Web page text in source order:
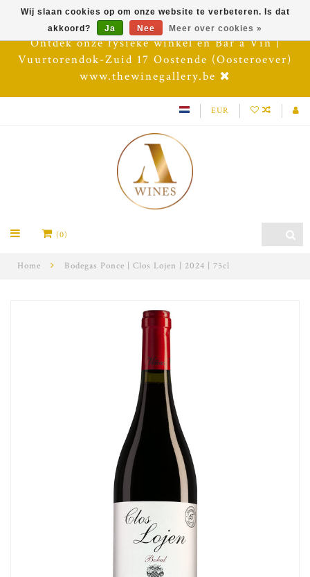
Ontdek onze fysieke winkel en Bar à Vin |
Vuurtorendok-Zuid 17 Oostende (Oosteroever)
www.thewinegallery.be
EUR
(0)
Home Bodegas Ponce | Clos Lojen | 2024 | 75cl
Wij slaan cookies op om onze website te verbeteren. Is dat
akkoord?
Ja Nee Meer over cookies »